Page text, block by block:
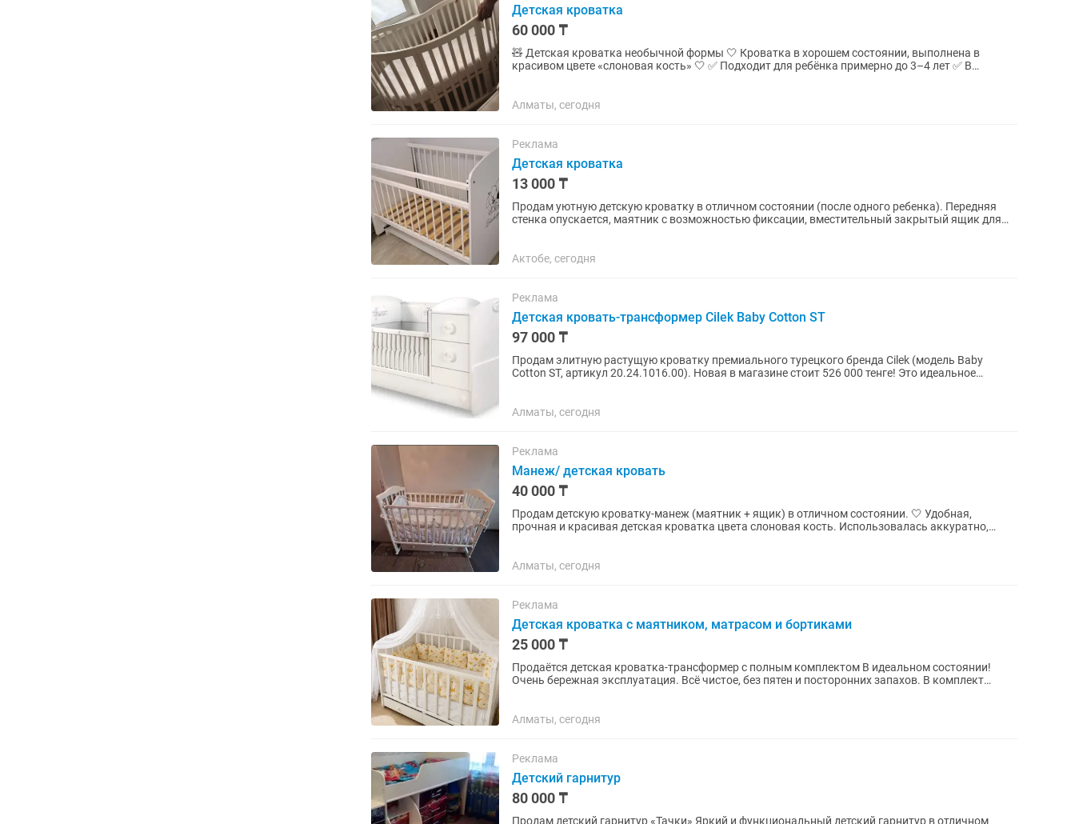
Детская кроватка
60 000 ₸
🧸 Детская кроватка необычной формы 🤍 Кроватка в хорошем состоянии, выполнена в
красивом цвете «слоновая кость» 🤍 ✅ Подходит для ребёнка примерно до 3–4 лет ✅ В
Алматы, сегодня
Реклама
Детская кроватка
13 000 ₸
Продам уютную детскую кроватку в отличном состоянии (после одного ребенка). Передняя
стенка опускается, маятник с возможностью фиксации, вместительный закрытый ящик для
Актобе, сегодня
Реклама
Детская кровать-трансформер Cilek Baby Cotton ST
97 000 ₸
Продам элитную растущую кроватку премиального турецкого бренда Cilek (модель Baby
Cotton ST, артикул 20.24.1016.00). Новая в магазине стоит 526 000 тенге! Это идеальное
Алматы, сегодня
Реклама
Манеж/ детская кровать
40 000 ₸
Продам детскую кроватку-манеж (маятник + ящик) в отличном состоянии. 🤍 Удобная,
прочная и красивая детская кроватка цвета слоновая кость. Использовалась аккуратно,
Алматы, сегодня
Реклама
Детская кроватка с маятником, матрасом и бортиками
25 000 ₸
Продаётся детская кроватка-трансформер с полным комплектом В идеальном состоянии!
Очень бережная эксплуатация. Всё чистое, без пятен и посторонних запахов. В комплект
Алматы, сегодня
Реклама
Детский гарнитур
80 000 ₸
Продам детский гарнитур «Тачки» Яркий и функциональный детский гарнитур в отличном